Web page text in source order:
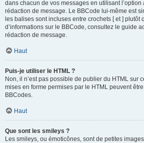
dans chacun de vos messages en utilisant
rédaction de message. Le BBCode lui-même est
les balises sont incluses entre crochets [ et ] plutôt
d’informations sur le BBCode, consultez le guide
rédaction de message.
Haut
Puis-je utiliser le HTML ?
Non, il n’est pas possible de publier du HTML sur
mises en forme permises par le HTML peuvent
BBCodes.
Haut
Que sont les smileys ?
Les smileys, ou émoticônes, sont de petites